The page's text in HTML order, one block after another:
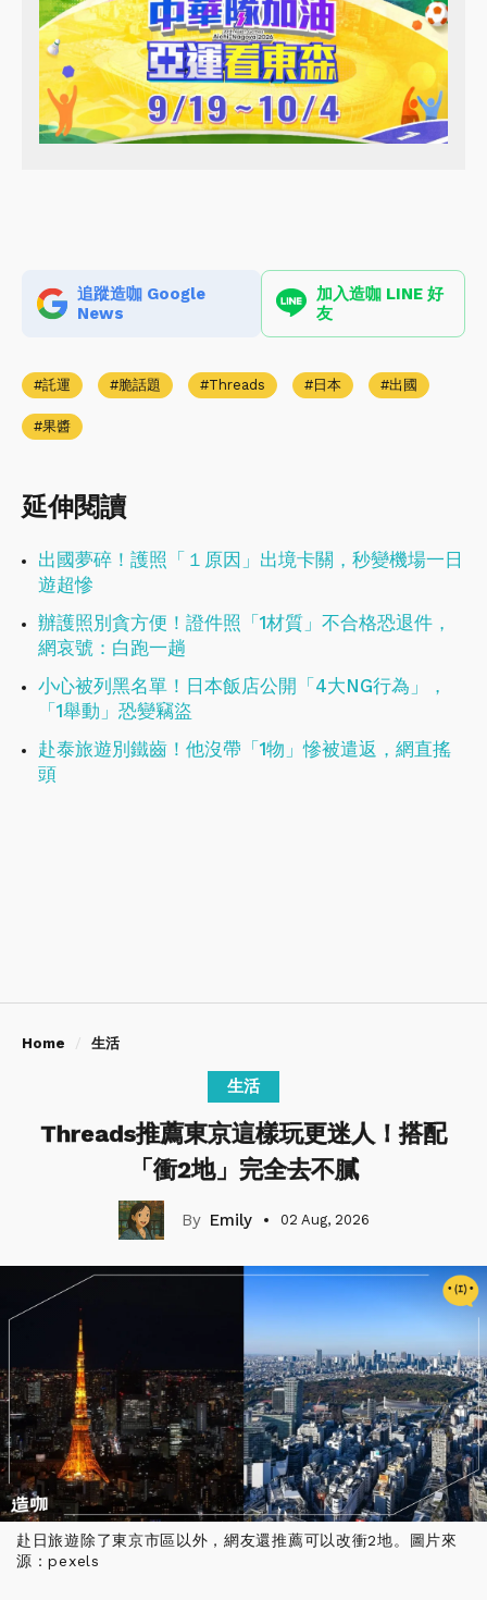
追蹤造咖 Google
News
加入造咖 LINE 好
友
託運 脆話題 Threads 日本 出國
果醬
延伸閱讀
出國夢碎！護照「１原因」出境卡關，秒變機場一日
遊超慘
辦護照別貪方便！證件照「1材質」不合格恐退件，
網哀號：白跑一趟
小心被列黑名單！日本飯店公開「4大NG行為」，
「1舉動」恐變竊盜
赴泰旅遊別鐵齒！他沒帶「1物」慘被遣返，網直搖
頭
Home 生活
生活
Threads推薦東京這樣玩更迷人！搭配
「衝2地」完全去不膩
Emily 02 Aug, 2026
赴日旅遊除了東京市區以外，網友還推薦可以改衝2地。圖片來
源：pexels